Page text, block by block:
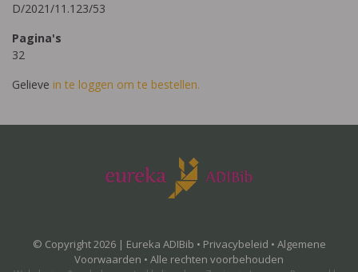
D/2021/11.123/53
Pagina's
32
Gelieve in te loggen om te bestellen.
© Copyright 2026 | Eureka ADIBib • Privacybeleid • Algemene
Voorwaarden • Alle rechten voorbehouden